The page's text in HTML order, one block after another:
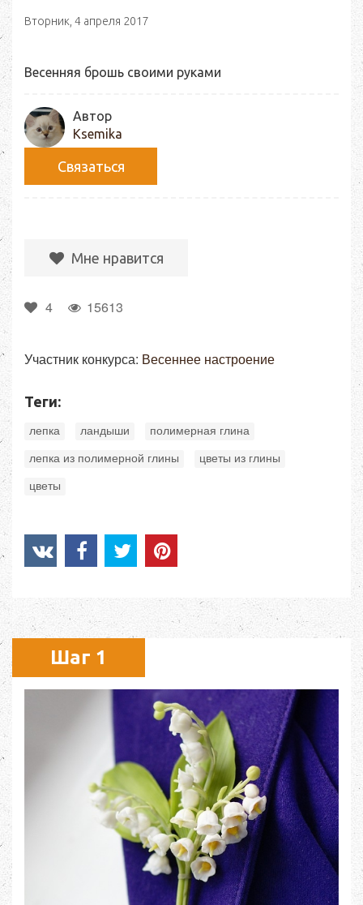
Вторник, 4 апреля 2017
Весенняя брошь своими руками
Автор
Ksemika
Связаться
Мне нравится
4 15613
Участник конкурса: Весеннее настроение
Теги:
лепка ландыши полимерная глина
лепка из полимерной глины цветы из глины
цветы
Шаг 1